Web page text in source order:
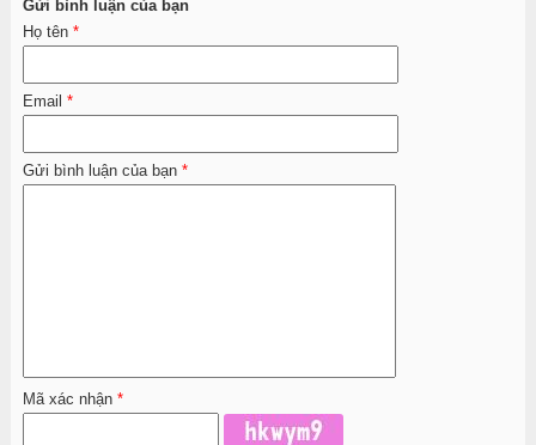
Gửi bình luận của bạn
Họ tên *
Email *
Gửi bình luận của bạn *
Mã xác nhận *